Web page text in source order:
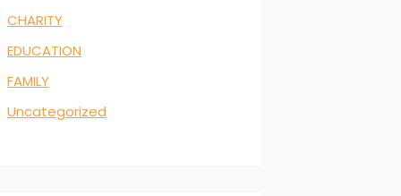
CHARITY
EDUCATION
FAMILY
Uncategorized